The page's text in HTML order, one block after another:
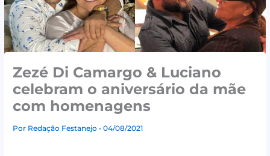
Zezé Di Camargo & Luciano
celebram o aniversário da mãe
com homenagens
Por Redação Festanejo• 04/08/2021